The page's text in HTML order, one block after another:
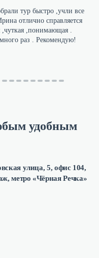
тур быстро ,учли все
отлично справляется
,чуткая ,понимающая .
раз . Рекомендую!
удобным
улица, 5, офис 104,
метро «Чёрная Речка»